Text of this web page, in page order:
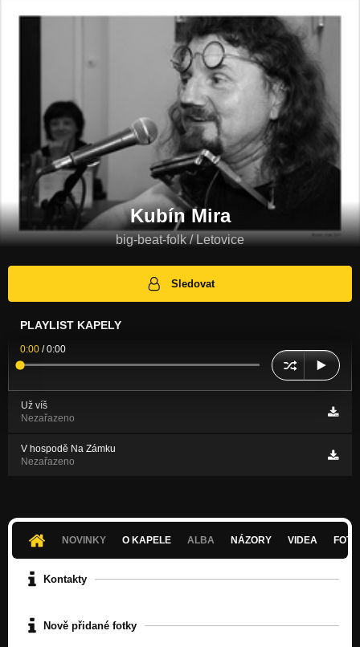
Kubín Mira
big-beat-folk / Letovice
Sledovat
PLAYLIST KAPELY
0:00 /0:00
Už víš
Nezařazeno
V hospodě Na Zámku
Nezařazeno
NOVINKY O KAPELE ALBA NÁZORY VIDEA
Kontakty
Nově přidané fotky